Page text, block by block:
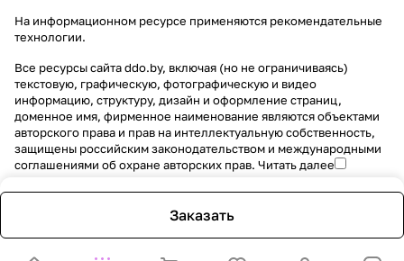
Заказать
На информационном ресурсе применяются рекомендательные
технологии.
Все ресурсы сайта ddo.by, включая (но не ограничиваясь)
текстовую, графическую, фотографическую и видео
информацию, структуру, дизайн и оформление страниц,
доменное имя, фирменное наименование являются объектами
авторского права и прав на интеллектуальную собственность,
защищены российским законодательством и международными
соглашениями об охране авторских прав. Читать далее